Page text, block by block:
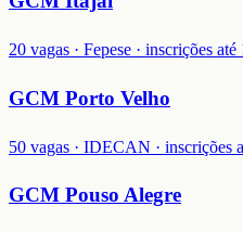
20 vagas · Fepese · inscrições
GCM Porto Velho
50 vagas · IDECAN · inscrições
GCM Pouso Alegre